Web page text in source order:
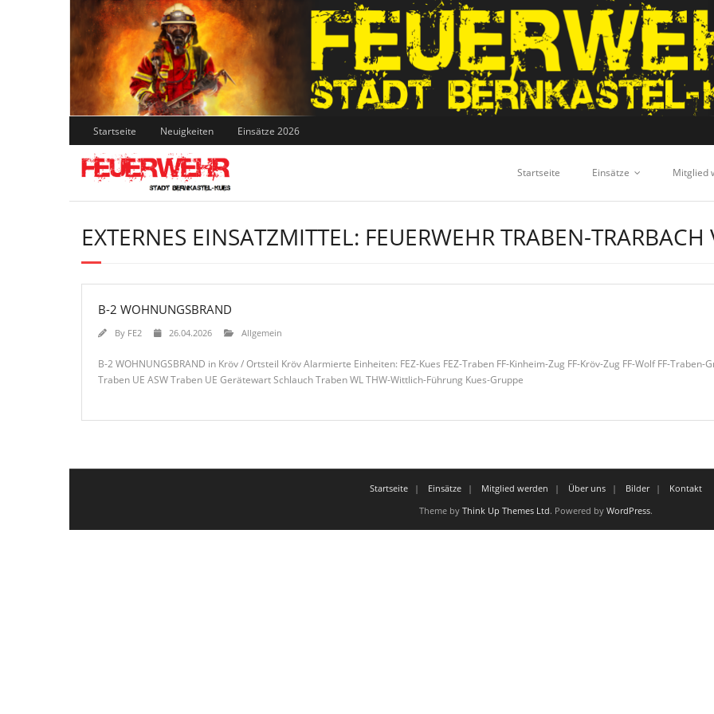
Skip
to
content
Startseite Neuigkeiten Einsätze 2026
Startseite Einsätze Mitglied
EXTERNES EINSATZMITTEL: FEUERWEHR TRABEN-TRARBACH
B-2 WOHNUNGSBRAND
By FE2 26.04.2026 Allgemein
B-2 WOHNUNGSBRAND in Kröv / Ortsteil Kröv Alarmierte Einheiten: FEZ-Kues FEZ-Traben FF-Kinheim-Zug FF-Kröv-Zug FF-Wolf FF-
Traben UE ASW Traben UE Gerätewart Schlauch Traben WL THW-Wittlich-Führung Kues-Gruppe
Startseite Einsätze Mitglied werden Über uns Bilder
Kontakt
Theme by Think Up Themes Ltd. Powered by WordPress.